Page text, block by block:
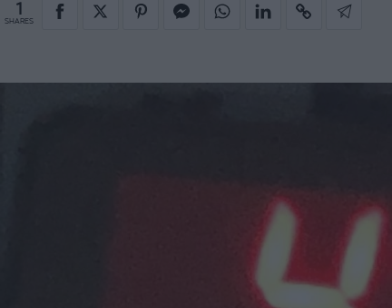
1
SHARES